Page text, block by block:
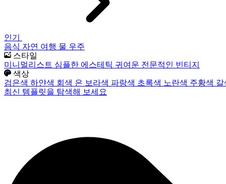
인기
음식 자연 여행 물 우주
스타일
미니멀리스트 심플한 에스테틱 귀여운 전문적인 빈티지
색상
검은색 하얀색 회색 은 보라색 파랑색 초록색 노란색 주황색
최신 템플릿을 탐색해 보세요